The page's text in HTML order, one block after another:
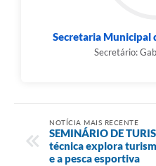
Secretaria Municipal
Secretário:
NOTÍCIA MAIS RECENTE
SEMINÁRIO DE
técnica explora
e a pesca esportiva